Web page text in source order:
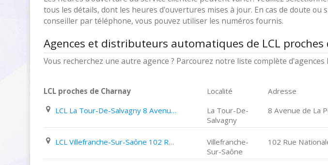
tous les détails, dont les heures d'ouvertures mises à jour. En cas de doute ou
conseiller par téléphone, vous pouvez utiliser les numéros fournis.
Agences et distributeurs automatiques de LCL proches
Vous recherchez une autre agence ? Parcourez notre liste complète d'agences
LCL proches de Charnay Localité Adresse
LCL La Tour-De-Salvagny 8 Avenue de La Poterie
La Tour-De-
Salvagny
8 Avenue de La
LCL Villefranche-Sur-Saône 102 Rue Nationale
Villefranche-
Sur-Saône
102 Rue